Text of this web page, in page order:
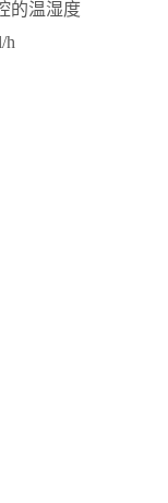
的温湿度
h